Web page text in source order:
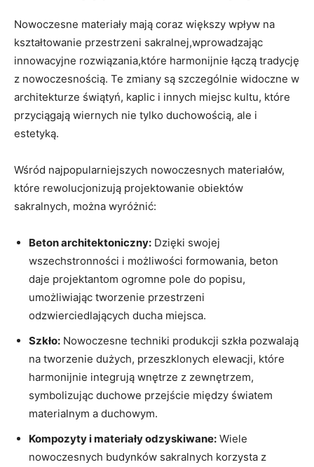
Nowoczesne materiały mają coraz większy⁣ wpływ na
kształtowanie⁤ przestrzeni‍ sakralnej,wprowadzając
innowacyjne rozwiązania,które harmonijnie łączą tradycję
z ​nowoczesnością. Te zmiany⁣ są szczególnie⁤ widoczne w‌
architekturze świątyń, kaplic i⁢ innych miejsc kultu, które
przyciągają wiernych nie tylko duchowością,⁣ ale i
estetyką.
Wśród najpopularniejszych nowoczesnych materiałów,
które ⁣rewolucjonizują projektowanie​ obiektów
sakralnych, można ⁣wyróżnić:
Beton ⁢architektoniczny: Dzięki swojej
wszechstronności⁢ i możliwości formowania, beton
daje projektantom ogromne pole do‌ popisu,
umożliwiając tworzenie przestrzeni⁣
odzwierciedlających ducha miejsca.
Szkło: Nowoczesne techniki produkcji szkła pozwalają
na tworzenie dużych,⁤ przeszklonych ⁢elewacji, które
‍harmonijnie integrują​ wnętrze ‍z zewnętrzem,
symbolizując​ duchowe przejście między⁤ światem
⁣materialnym ‌a duchowym.
Kompozyty i materiały odzyskiwane: Wiele
nowoczesnych budynków sakralnych korzysta⁢ z